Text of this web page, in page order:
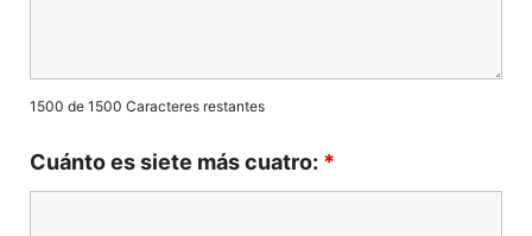
1500 de 1500 Caracteres restantes
Cuánto es siete más cuatro: *